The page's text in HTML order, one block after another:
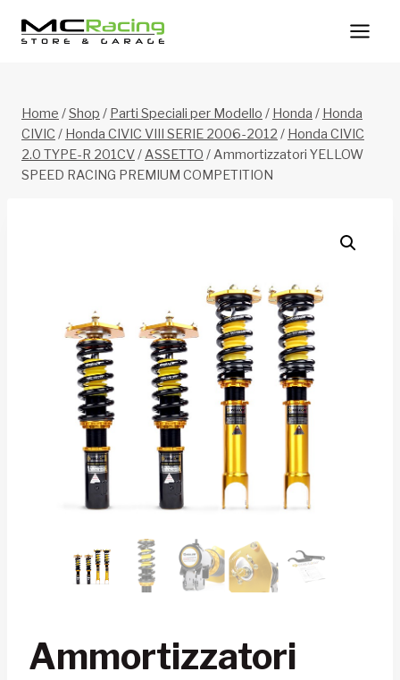
Home /Shop / Parti Speciali per Modello / Honda / Honda
CIVIC / Honda CIVIC VIII SERIE 2006-2012 / Honda CIVIC
2.0 TYPE-R 201CV/ASSETTO /Ammortizzatori YELLOW
SPEED RACING PREMIUM COMPETITION
Ammortizzatori